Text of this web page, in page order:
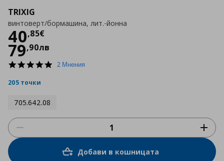
TRIXIG
винтоверт/бормашина, лит.-йонна
40,85€
Цена
79,90лв
5.0
2 Мнения
205 точки
705.642.08
Добави в кошницата